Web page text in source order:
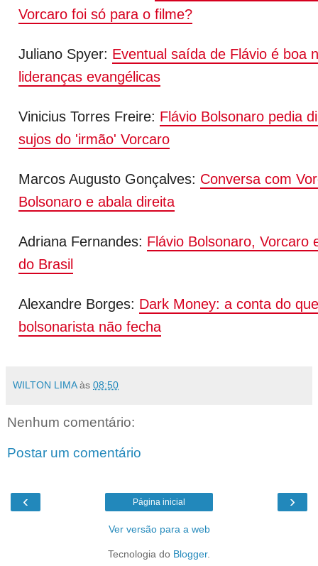
Vorcaro foi só para o filme?
Juliano Spyer: Eventual saída de Flávio é boa
lideranças evangélicas
Vinicius Torres Freire: Flávio Bolsonaro pedia
sujos do 'irmão' Vorcaro
Marcos Augusto Gonçalves: Conversa com
Bolsonaro e abala direita
Adriana Fernandes: Flávio Bolsonaro, Vorcaro
do Brasil
Alexandre Borges: Dark Money: a conta do
bolsonarista não fecha
WILTON LIMA às 08:50
Nenhum comentário:
Postar um comentário
‹ ›
Página inicial
Ver versão para a web
Tecnologia do Blogger.